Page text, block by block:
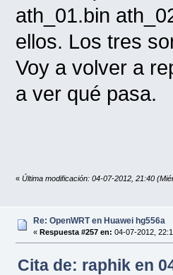
ath_01.bin
ellos. Los tres
Voy a volver a
a ver qué pasa.
« Última modificación: 04-07-2012, 21:40
Re: OpenWRT en Huawei hg556a
« Respuesta #257 en: 04-07-2012,
Cita de: raphik en